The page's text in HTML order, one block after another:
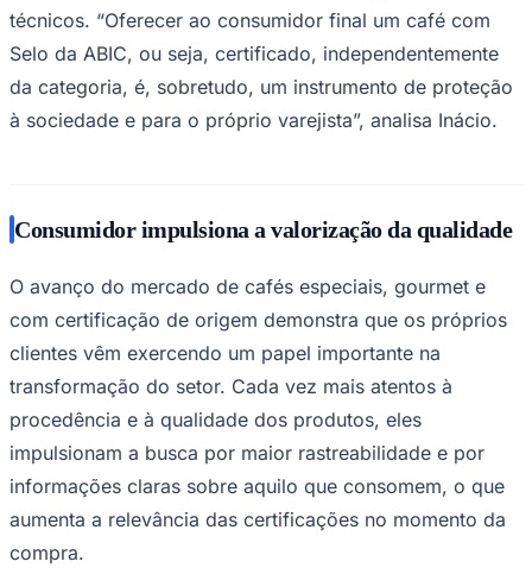
São Paulo
técnicos. “Oferecer ao consumidor final um café com
Selo da ABIC, ou seja, certificado, independentemente
da categoria, é, sobretudo, um instrumento de proteção
à sociedade e para o próprio varejista”, analisa Inácio.
Consumidor impulsiona a valorização da qualidade
O avanço do mercado de cafés especiais, gourmet e
com certificação de origem demonstra que os próprios
clientes vêm exercendo um papel importante na
transformação do setor. Cada vez mais atentos à
procedência e à qualidade dos produtos, eles
impulsionam a busca por maior rastreabilidade e por
informações claras sobre aquilo que consomem, o que
aumenta a relevância das certificações no momento da
compra.